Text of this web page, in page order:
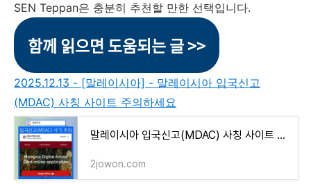
SEN Teppan은 충분히 추천할 만한 선택입니다.
함께 읽으면 도움되는 글 >>
2025.12.13 - [말레이시아] - 말레이시아 입국신고
(MDAC) 사칭 사이트 주의하세요
말레이시아 입국신고(MDAC) 사칭 사이트 주의하세요
2jowon.com